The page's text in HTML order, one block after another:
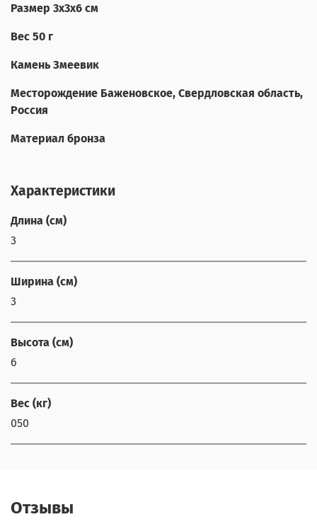
Размер 3х3х6 см
Вес 50 г
Камень Змеевик
Месторождение Баженовское, Свердловская область,
Россия
Материал бронза
Характеристики
Длина (см)
3
Ширина (см)
3
Высота (см)
6
Вес (кг)
050
Отзывы